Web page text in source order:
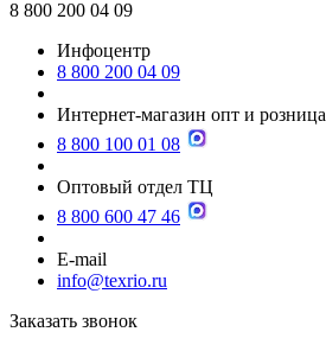
8 800 200 04 09
Инфоцентр
8 800 200 04 09
Интернет-магазин опт и розница
8 800 100 01 08
Оптовый отдел ТЦ
8 800 600 47 46
E-mail
info@texrio.ru
Заказать звонок